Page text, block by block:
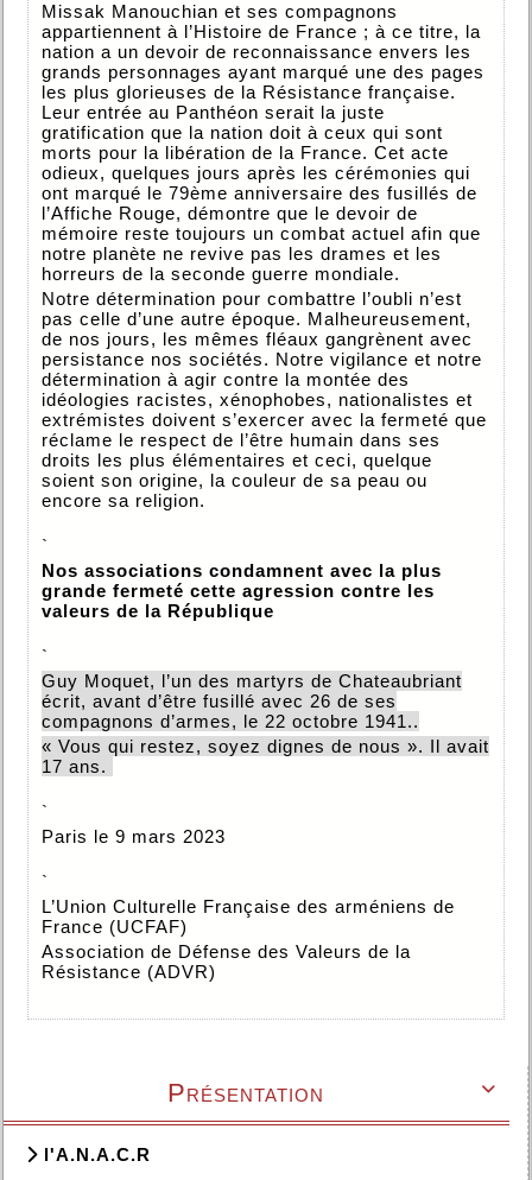

Présentation
l'A.N.A.C.R
Missak Manouchian et ses compagnons
appartiennent à l’Histoire de France ; à ce titre, la
nation a un devoir de reconnaissance envers les
grands personnages ayant marqué une des pages
les plus glorieuses de la Résistance française.
Leur entrée au Panthéon serait la juste
gratification que la nation doit à ceux qui sont
morts pour la libération de la France. Cet acte
odieux, quelques jours après les cérémonies qui
ont marqué le 79ème anniversaire des fusillés de
l’Affiche Rouge, démontre que le devoir de
mémoire reste toujours un combat actuel afin que
notre planète ne revive pas les drames et les
horreurs de la seconde guerre mondiale.
Notre détermination pour combattre l’oubli n’est
pas celle d’une autre époque. Malheureusement,
de nos jours, les mêmes fléaux gangrènent avec
persistance nos sociétés. Notre vigilance et notre
détermination à agir contre la montée des
idéologies racistes, xénophobes, nationalistes et
extrémistes doivent s’exercer avec la fermeté que
réclame le respect de l’être humain dans ses
droits les plus élémentaires et ceci, quelque
soient son origine, la couleur de sa peau ou
encore sa religion.
`
Nos associations condamnent avec la plus
grande fermeté cette agression contre les
valeurs de la République
`
Guy Moquet, l’un des martyrs de Chateaubriant
écrit, avant d’être fusillé avec 26 de ses
compagnons d’armes, le 22 octobre 1941..
« Vous qui restez, soyez dignes de nous ». Il avait
17 ans.
`
Paris le 9 mars 2023
`
L’Union Culturelle Française des arméniens de
France (UCFAF)
Association de Défense des Valeurs de la
Résistance (ADVR)